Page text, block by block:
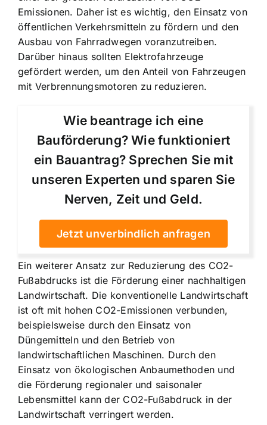
Emissionen. Daher ist es wichtig, den Einsatz von
öffentlichen Verkehrsmitteln zu fördern und den
Ausbau von Fahrradwegen voranzutreiben.
Darüber hinaus sollten Elektrofahrzeuge
gefördert werden, um den Anteil von Fahrzeugen
mit Verbrennungsmotoren zu reduzieren.
Wie beantrage ich eine
Bauförderung? Wie funktioniert
ein Bauantrag? Sprechen Sie mit
unseren Experten und sparen Sie
Nerven, Zeit und Geld.
Jetzt unverbindlich anfragen
Ein weiterer Ansatz zur Reduzierung des CO2-
Fußabdrucks ist die Förderung einer nachhaltigen
Landwirtschaft. Die konventionelle Landwirtschaft
ist oft mit hohen CO2-Emissionen verbunden,
beispielsweise durch den Einsatz von
Düngemitteln und den Betrieb von
landwirtschaftlichen Maschinen. Durch den
Einsatz von ökologischen Anbaumethoden und
die Förderung regionaler und saisonaler
Lebensmittel kann der CO2-Fußabdruck in der
Landwirtschaft verringert werden.